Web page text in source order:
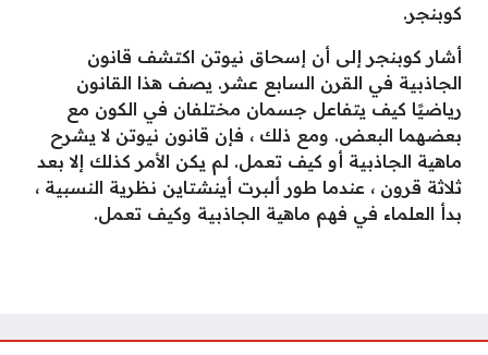
كوبنجر.
أشار كوبنجر إلى أن إسحاق نيوتن اكتشف قانون
الجاذبية في القرن السابع عشر. يصف هذا القانون
رياضيًا كيف يتفاعل جسمان مختلفان في الكون مع
بعضهما البعض. ومع ذلك ، فإن قانون نيوتن لا يشرح
ماهية الجاذبية أو كيف تعمل. لم يكن الأمر كذلك إلا بعد
ثلاثة قرون ، عندما طور ألبرت أينشتاين نظرية النسبية ،
بدأ العلماء في فهم ماهية الجاذبية وكيف تعمل.